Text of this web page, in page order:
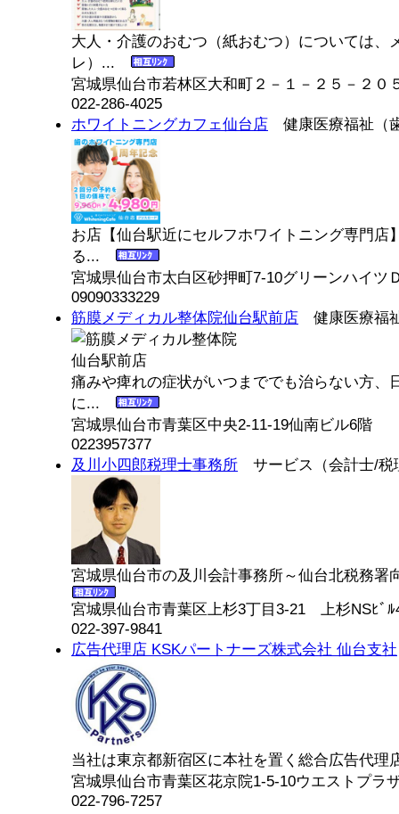
大人・介護のおむつ（紙おむつ）については、
レ）...
宮城県仙台市若林区大和町２－１－２５－２０
022-286-4025
ホワイトニングカフェ仙台店 健康医療福祉（
お店【仙台駅近にセルフホワイトニング専門店
る...
宮城県仙台市太白区砂押町7-10グリーンハイツ
09090333229
筋膜メディカル整体院仙台駅前店 健康医療福
痛みや痺れの症状がいつまででも治らない方、
に...
宮城県仙台市青葉区中央2-11-19仙南ビル6階
0223957377
及川小四郎税理士事務所 サービス（会計士/税
宮城県仙台市の及川会計事務所～仙台北税務
宮城県仙台市青葉区上杉3丁目3-21 上杉NSﾋﾞﾙ
022-397-9841
広告代理店 KSKパートナーズ株式会社 仙台支社
当社は東京都新宿区に本社を置く総合広告代
宮城県仙台市青葉区花京院1-5-10ウエストプラ
022-796-7257